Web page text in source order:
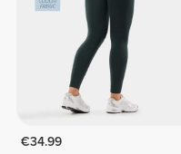
€34.99